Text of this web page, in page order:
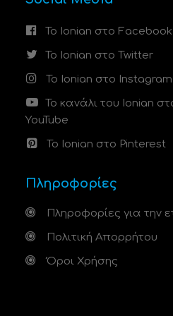
Το Ionian στο Facebook
Το Ionian στο Twitter
Το Ionian στο Instagram
Το κανάλι του Ionian
YouTube
Το Ionian στο Pinterest
Πληροφορίες
Πληροφορίες για την
Πολιτική Απορρήτου
Όροι Χρήσης